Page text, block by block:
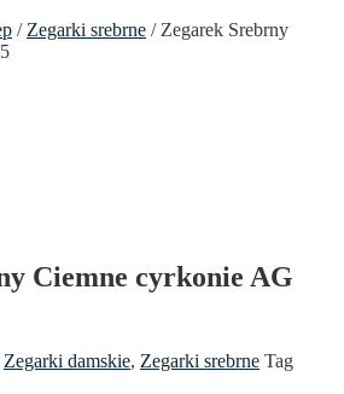
/ Zegarki srebrne / Zegarek Srebrny
Ciemne cyrkonie AG
Zegarki damskie, Zegarki srebrne Tag